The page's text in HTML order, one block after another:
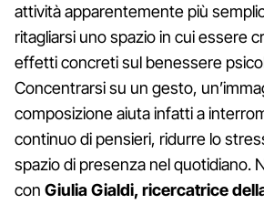
attività apparentemente più
ritagliarsi uno spazio in cui essere
effetti concreti sul benessere
Concentrarsi su un gesto,
composizione aiuta infatti a
continuo di pensieri, ridurre lo
spazio di presenza nel quotidiano.
con Giulia Gialdi, ricercatrice